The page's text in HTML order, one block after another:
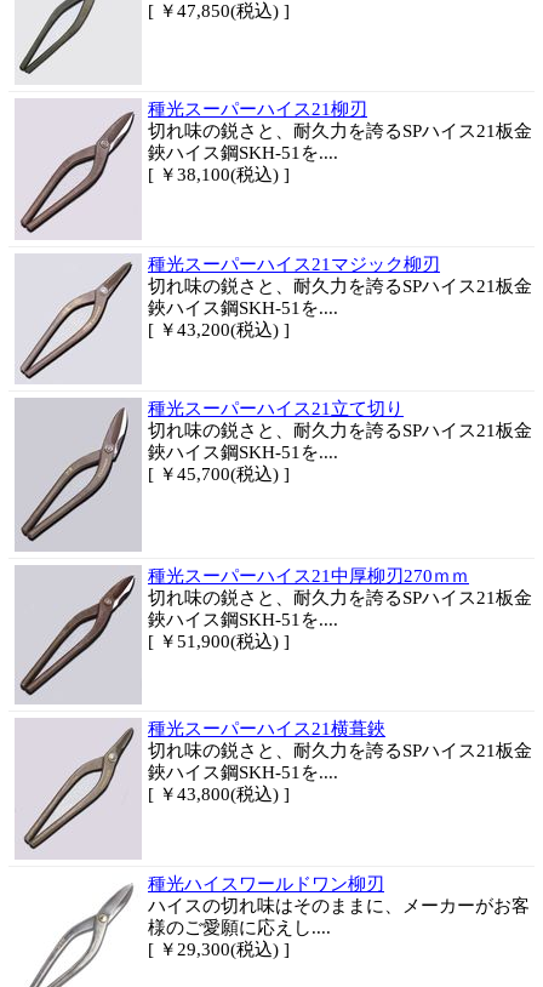
[ ￥47,850(税込) ]
種光スーパーハイス21柳刃
切れ味の鋭さと、耐久力を誇るSPハイス21板金
鋏ハイス鋼SKH-51を....
[ ￥38,100(税込) ]
種光スーパーハイス21マジック柳刃
切れ味の鋭さと、耐久力を誇るSPハイス21板金
鋏ハイス鋼SKH-51を....
[ ￥43,200(税込) ]
種光スーパーハイス21立て切り
切れ味の鋭さと、耐久力を誇るSPハイス21板金
鋏ハイス鋼SKH-51を....
[ ￥45,700(税込) ]
種光スーパーハイス21中厚柳刃270ｍｍ
切れ味の鋭さと、耐久力を誇るSPハイス21板金
鋏ハイス鋼SKH-51を....
[ ￥51,900(税込) ]
種光スーパーハイス21横葺鋏
切れ味の鋭さと、耐久力を誇るSPハイス21板金
鋏ハイス鋼SKH-51を....
[ ￥43,800(税込) ]
種光ハイスワールドワン柳刃
ハイスの切れ味はそのままに、メーカーがお客
様のご愛願に応えし....
[ ￥29,300(税込) ]